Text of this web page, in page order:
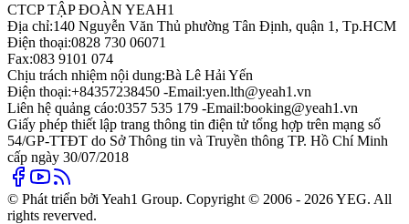
CTCP TẬP ĐOÀN YEAH1
Địa chỉ:140 Nguyễn Văn Thủ phường Tân Định, quận 1, Tp.HCM
Điện thoại:0828 730 06071
Fax:083 9101 074
Chịu trách nhiệm nội dung:Bà Lê Hải Yến
Điện thoại:+84357238450 -Email:yen.lth@yeah1.vn
Liên hệ quảng cáo:0357 535 179 -Email:booking@yeah1.vn
Giấy phép thiết lập trang thông tin điện tử tổng hợp trên mạng số
54/GP-TTĐT do Sở Thông tin và Truyền thông TP. Hồ Chí Minh
cấp ngày 30/07/2018
© Phát triển bởi Yeah1 Group. Copyright © 2006 - 2026 YEG. All
rights reverved.